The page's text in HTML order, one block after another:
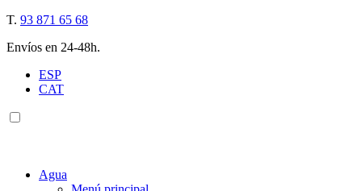
T. 93 871 65 68
Envíos en 24-48h.
ESP
CAT
Agua